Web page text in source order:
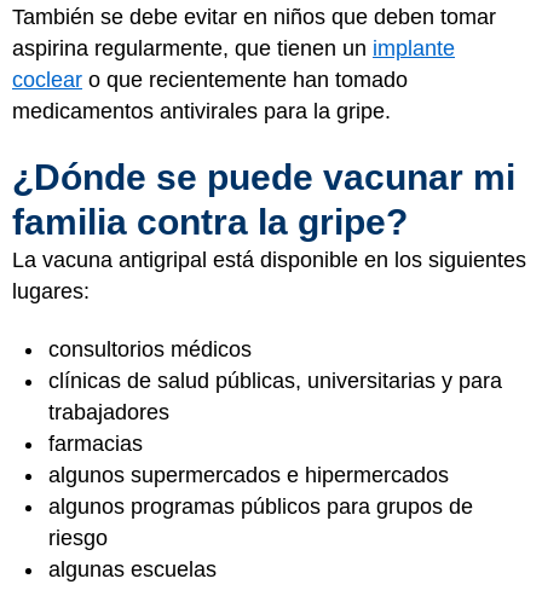
También se debe evitar en niños que deben tomar
aspirina regularmente, que tienen un implante
coclear o que recientemente han tomado
medicamentos antivirales para la gripe.
¿Dónde se puede vacunar mi
familia contra la gripe?
La vacuna antigripal está disponible en los siguientes
lugares:
consultorios médicos
clínicas de salud públicas, universitarias y para
trabajadores
farmacias
algunos supermercados e hipermercados
algunos programas públicos para grupos de
riesgo
algunas escuelas